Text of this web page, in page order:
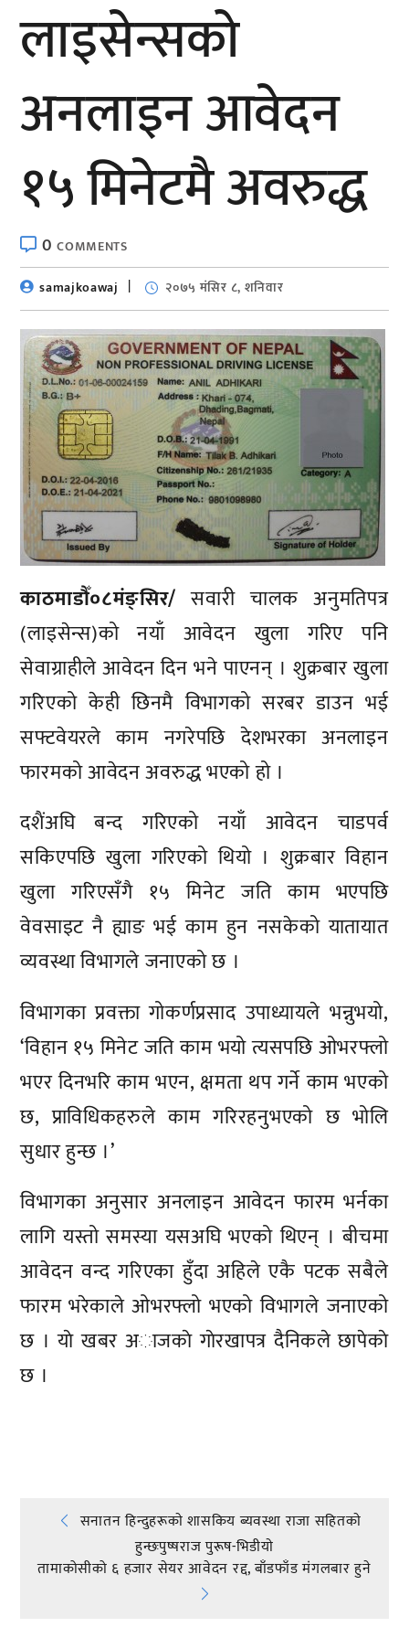
लाइसेन्सको
अनलाइन आवेदन
१५ मिनेटमै अवरुद्ध
0COMMENTS
samajkoawaj
२०७५ मंसिर ८, शनिवार
काठमाडौँ०८मंङ्सिर/ सवारी चालक अनुमतिपत्र
(लाइसेन्स)को नयाँ आवेदन खुला गरिए पनि
सेवाग्राहीले आवेदन दिन भने पाएनन् । शुक्रबार खुला
गरिएको केही छिनमै विभागको सरबर डाउन भई
सफ्टवेयरले काम नगरेपछि देशभरका अनलाइन
फारमको आवेदन अवरुद्ध भएको हो ।
दशैंअघि बन्द गरिएको नयाँ आवेदन चाडपर्व
सकिएपछि खुला गरिएको थियो । शुक्रबार विहान
खुला गरिएसँगै १५ मिनेट जति काम भएपछि
वेवसाइट नै ह्याङ भई काम हुन नसकेको यातायात
व्यवस्था विभागले जनाएको छ ।
विभागका प्रवक्ता गोकर्णप्रसाद उपाध्यायले भन्नुभयो,
‘विहान १५ मिनेट जति काम भयो त्यसपछि ओभरफ्लो
भएर दिनभरि काम भएन, क्षमता थप गर्ने काम भएको
छ, प्राविधिकहरुले काम गरिरहनुभएको छ भोलि
सुधार हुन्छ ।’
विभागका अनुसार अनलाइन आवेदन फारम भर्नका
लागि यस्तो समस्या यसअघि भएको थिएन् । बीचमा
आवेदन वन्द गरिएका हुँदा अहिले एकै पटक सबैले
फारम भरेकाले ओभरफ्लो भएको विभागले जनाएको
छ । याे खबर अाजकाे गाेरखापत्र दैनिकले छापेकाे
छ ।
Post
navigation
सनातन हिन्दुहरूकाे शासकिय ब्यवस्था राजा सहितकाे
हुन्छःपुष्षराज पुरूष-भिडीयाे
तामाकोसीको ६ हजार सेयर आवेदन रद्द, बाँडफाँड मंगलबार हुने